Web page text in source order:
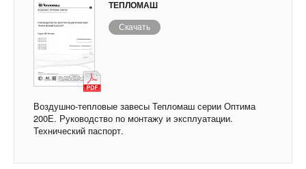
ТЕПЛОМАШ
Скачать
Воздушно-тепловые завесы Тепломаш серии Оптима
200Е. Руководство по монтажу и эксплуатации.
Технический паспорт.